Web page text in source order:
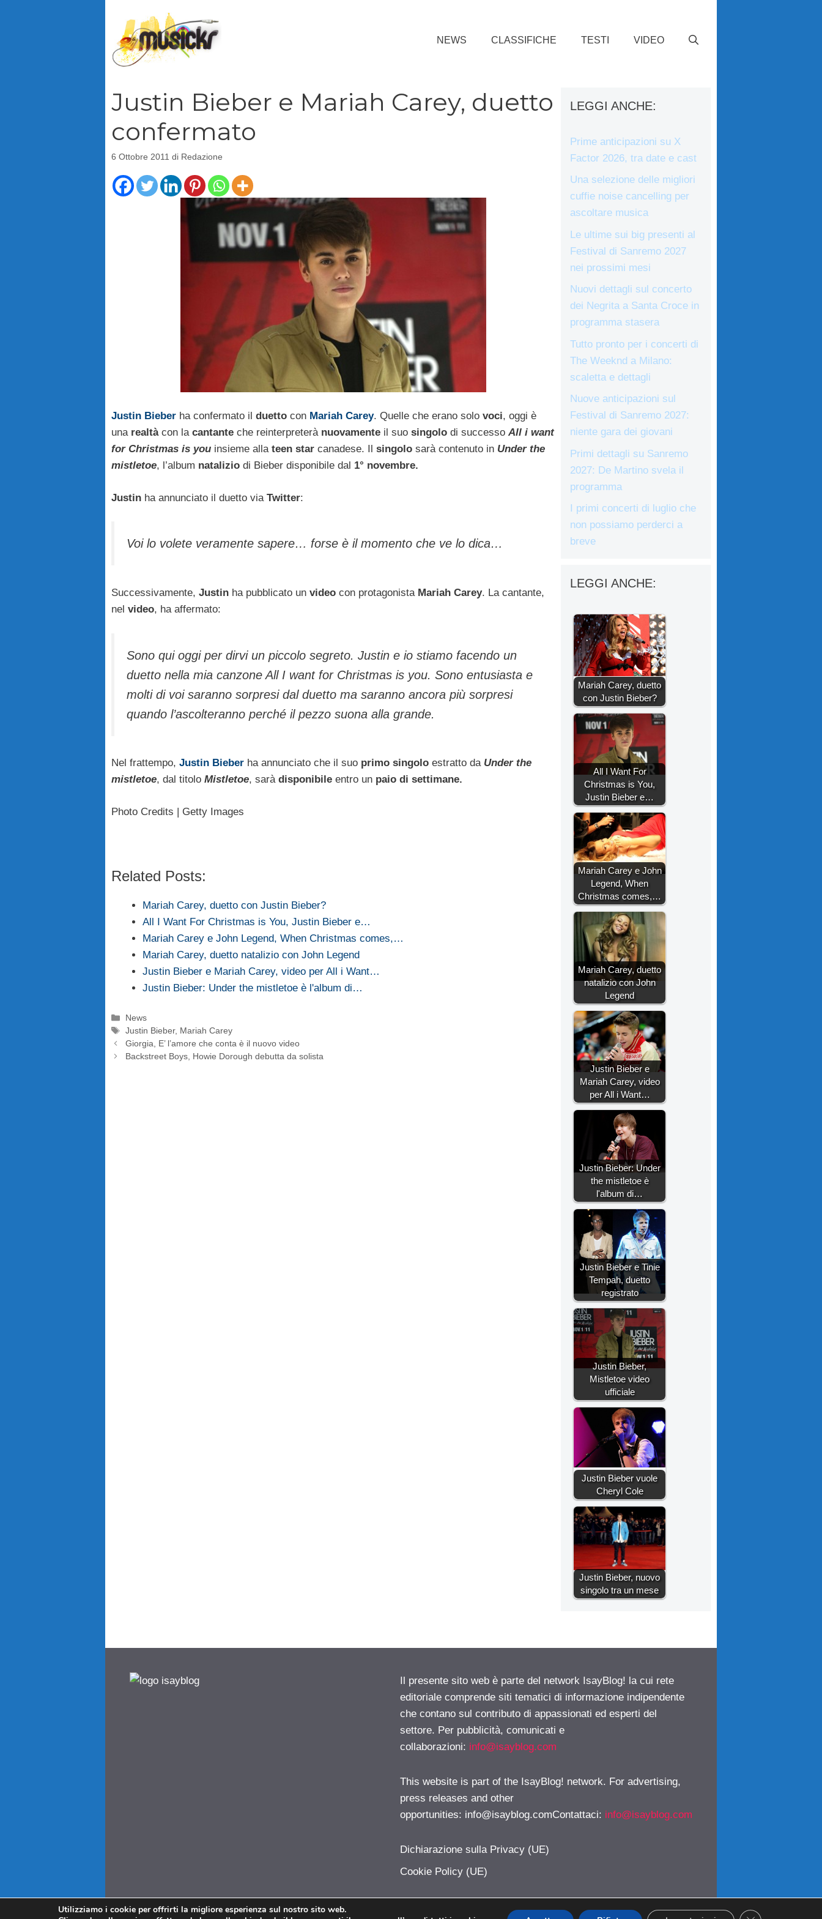
NEWS CLASSIFICHE TESTI VIDEO
Justin Bieber e Mariah Carey, duetto
confermato
6 Ottobre 2011 di Redazione
Justin Bieber ha confermato il duetto con Mariah Carey. Quelle che erano solo voci, oggi è
una realtàcon la cantante che reinterpreterà nuovamente il suo singolo di successo All i want
for Christmas is you insieme alla teen star canadese. Il singolo sarà contenuto in Under the
mistletoe, l’album natalizio di Bieber disponibile dal 1° novembre.
Justin ha annunciato il duetto via Twitter:
Voi lo volete veramente sapere… forse è il momento che ve lo dica…
Successivamente, Justin ha pubblicato un video con protagonista Mariah Carey. La cantante,
nel video, ha affermato:
Sono qui oggi per dirvi un piccolo segreto. Justin e io stiamo facendo un
duetto nella mia canzone All I want for Christmas is you. Sono entusiasta e
molti di voi saranno sorpresi dal duetto ma saranno ancora più sorpresi
quando l’ascolteranno perché il pezzo suona alla grande.
Nel frattempo, Justin Bieber ha annunciato che il suo primo singolo estratto da Under the
mistletoe, dal titolo Mistletoe, sarà disponibile entro un paio di settimane.
Photo Credits | Getty Images
Related Posts:
Mariah Carey, duetto con Justin Bieber?
All I Want For Christmas is You, Justin Bieber e…
Mariah Carey e John Legend, When Christmas comes,…
Mariah Carey, duetto natalizio con John Legend
Justin Bieber e Mariah Carey, video per All i Want…
Justin Bieber: Under the mistletoe è l'album di…
Categorie
News
Tag
Justin Bieber, Mariah Carey
Giorgia, E’ l’amore che conta è il nuovo video
Backstreet Boys, Howie Dorough debutta da solista
LEGGI ANCHE:
Prime anticipazioni su X
Factor 2026, tra date e cast
Una selezione delle migliori
cuffie noise cancelling per
ascoltare musica
Le ultime sui big presenti al
Festival di Sanremo 2027
nei prossimi mesi
Nuovi dettagli sul concerto
dei Negrita a Santa Croce in
programma stasera
Tutto pronto per i concerti di
The Weeknd a Milano:
scaletta e dettagli
Nuove anticipazioni sul
Festival di Sanremo 2027:
niente gara dei giovani
Primi dettagli su Sanremo
2027: De Martino svela il
programma
I primi concerti di luglio che
non possiamo perderci a
breve
LEGGI ANCHE:
Mariah Carey, duetto
con Justin Bieber?
All I Want For
Christmas is You,
Justin Bieber e…
Mariah Carey e John
Legend, When
Christmas comes,…
Mariah Carey, duetto
natalizio con John
Legend
Justin Bieber e
Mariah Carey, video
per All i Want…
Justin Bieber: Under
the mistletoe è
l'album di…
Justin Bieber e Tinie
Tempah, duetto
registrato
Justin Bieber,
Mistletoe video
ufficiale
Justin Bieber vuole
Cheryl Cole
Justin Bieber, nuovo
singolo tra un mese
Il presente sito web è parte del network IsayBlog! la cui rete
editoriale comprende siti tematici di informazione indipendente
che contano sul contributo di appassionati ed esperti del
settore. Per pubblicità, comunicati e
collaborazioni: info@isayblog.com
This website is part of the IsayBlog! network. For advertising,
press releases and other
opportunities: info@isayblog.comContattaci: info@isayblog.com
Dichiarazione sulla Privacy (UE)
Cookie Policy (UE)
Utilizziamo i cookie per offrirti la migliore esperienza sul nostro sito web.